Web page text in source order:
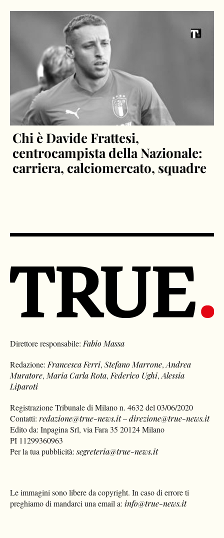
Chi è Davide Frattesi,
centrocampista della Nazionale:
carriera, calciomercato, squadre
Direttore responsabile: Fabio Massa
Redazione: Francesca Ferri,Stefano Marrone,Andrea
Muratore, Maria Carla Rota, Federico Ughi,Alessia
Liparoti
Registrazione Tribunale di Milano n. 4632 del 03/06/2020
Contatti:redazione@true-news.it–direzione@true-news.it
Edito da: Inpagina Srl, via Fara 35 20124 Milano
PI 11299360963
Per la tua pubblicità:segreteria@true-news.it
Le immagini sono libere da copyright. In caso di errore ti
preghiamo di mandarci una email a: info@true-news.it